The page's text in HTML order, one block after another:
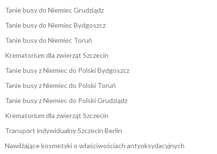
Tanie busy do Niemiec Grudziądz
Tanie busy do Niemiec Bydgoszcz
Tanie busy do Niemiec Toruń
Krematorium dla zwierząt Szczecin
Tanie busy z Niemiec do Polski Bydgoszcz
Tanie busy z Niemiec do Polski Toruń
Tanie busy z Niemiec do Polski Grudziądz
Krematorium dla zwierząt Szczecin
Transport indywidualny Szczecin Berlin
Nawilżające kosmetyki o właściwościach antyoksydacyjnych